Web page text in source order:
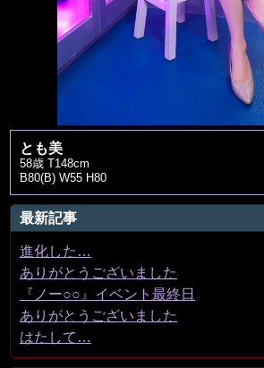
とも美
58歳 T148cm
B80(B) W55 H80
最新記事
進化した…
ありがとうございました
『ノー○○』イベント最終日
ありがとうございました
はたして…